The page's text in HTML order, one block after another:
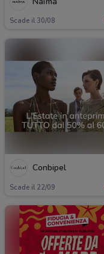
Scade il 30/08
Conbipel
Scade il 22/09